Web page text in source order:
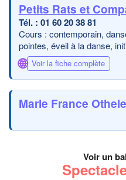
Petits Rats et
01 60 20 38 81
Cours : contemporain,
pointes, éveil à la danse,
🌐 Voir la fiche complète
Marie France
Voir un